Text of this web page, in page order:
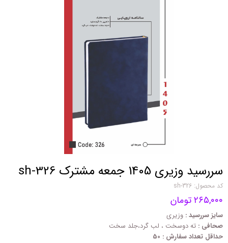
سررسید وزیری 1405 جمعه مشترک sh-326
کد محصول: sh-326
۲۶۵,۰۰۰ تومان
سایز سررسید : وزیری
صحافی : ته دوسخت ، لب گرد،جلد سخت
حداقل تعداد سفارش : 50